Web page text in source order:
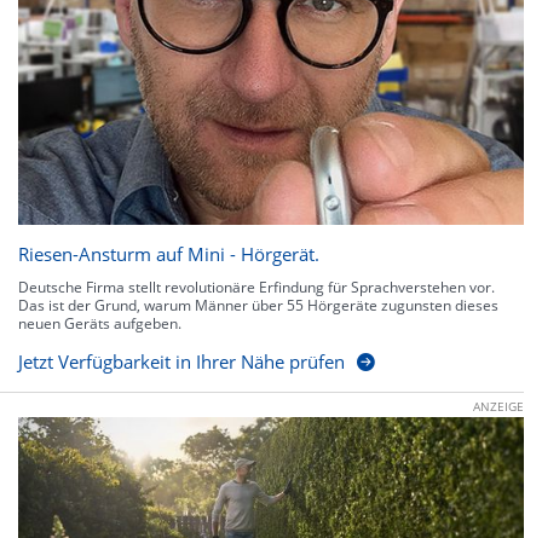
Riesen-Ansturm auf Mini - Hörgerät.
Deutsche Firma stellt revolutionäre Erfindung für Sprachverstehen vor.
Das ist der Grund, warum Männer über 55 Hörgeräte zugunsten dieses
neuen Geräts aufgeben.
Jetzt Verfügbarkeit in Ihrer Nähe prüfen
ANZEIGE